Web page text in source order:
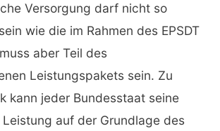
Versorgung darf nicht so
wie die im Rahmen des EPSDT
aber Teil des
Leistungspakets sein. Zu
kann jeder Bundesstaat seine
auf der Grundlage des